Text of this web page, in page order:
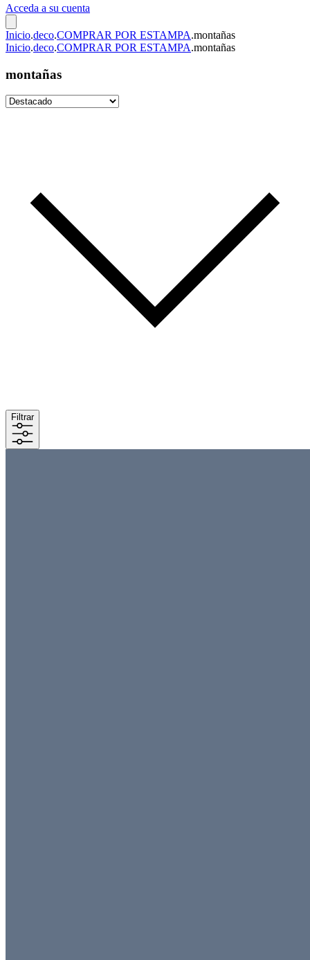
Acceda a su cuenta
Inicio.deco.COMPRAR POR ESTAMPA.montañas
Inicio.deco.COMPRAR POR ESTAMPA.montañas
montañas
Filtrar